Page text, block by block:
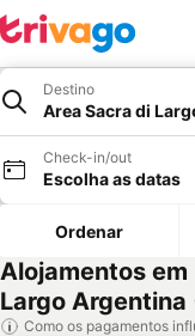
Destino
Area Sacra di
Check-in/out
Escolha as datas
Ordenar
Alojamentos
Largo Argentina
Como os pagamentos